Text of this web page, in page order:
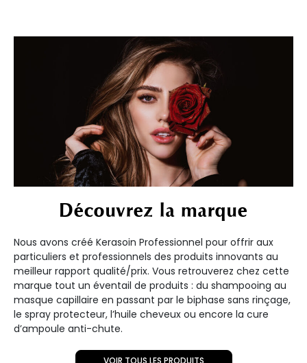
Découvrez la marque
Nous avons créé Kerasoin Professionnel pour offrir aux
particuliers et professionnels des produits innovants au
meilleur rapport qualité/prix. Vous retrouverez chez cette
marque tout un éventail de produits : du shampooing au
masque capillaire en passant par le biphase sans rinçage,
le spray protecteur, l’huile cheveux ou encore la cure
d’ampoule anti-chute.
VOIR TOUS LES PRODUITS